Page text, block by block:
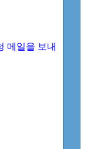
메일을 보내